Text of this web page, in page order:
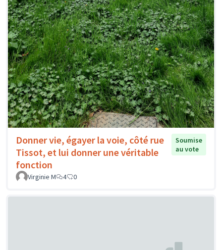
Donner vie, égayer la voie, côté rue
Tissot, et lui donner une véritable
fonction
Soumise
au vote
Virginie M 4 0